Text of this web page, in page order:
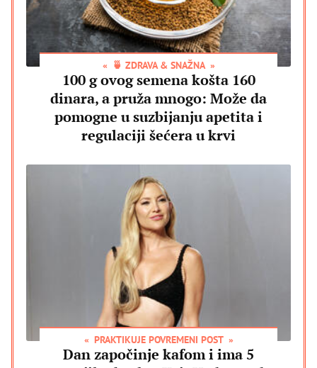
🍵 ZDRAVA & SNAŽNA
100 g ovog semena košta 160
dinara, a pruža mnogo: Može da
pomogne u suzbijanju apetita i
regulaciji šećera u krvi
PRAKTIKUJE POVREMENI POST
Dan započinje kafom i ima 5